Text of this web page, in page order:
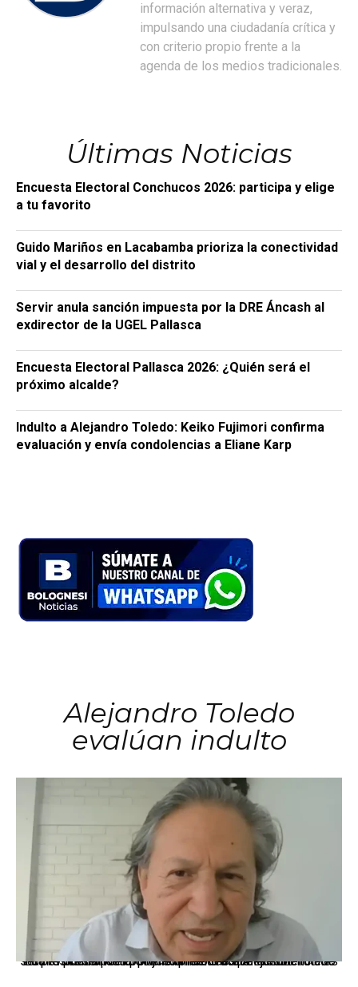
información alternativa y veraz,
impulsando una ciudadanía crítica y
con criterio propio frente a la
agenda de los medios tradicionales.
Últimas Noticias
Encuesta Electoral Conchucos 2026: participa y elige
a tu favorito
Guido Mariños en Lacabamba prioriza la conectividad
vial y el desarrollo del distrito
Servir anula sanción impuesta por la DRE Áncash al
exdirector de la UGEL Pallasca
Encuesta Electoral Pallasca 2026: ¿Quién será el
próximo alcalde?
Indulto a Alejandro Toledo: Keiko Fujimori confirma
evaluación y envía condolencias a Eliane Karp
Alejandro Toledo
evalúan indulto
La presidenta Keiko Fujimori informó que la solicitud de indulto presentada por el expresidente Alejandro Toledo será evaluada por la Comisión de Gracias Presidenciales conforme al procedimiento establecido.